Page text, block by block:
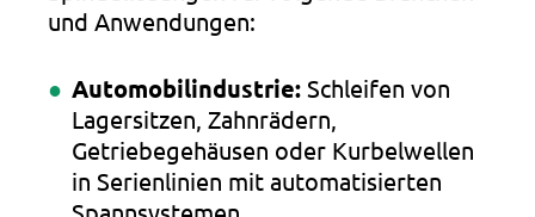
und Anwendungen:
Automobilindustrie: Schleifen von
Lagersitzen, Zahnrädern,
Getriebegehäusen oder Kurbelwellen
in Serienlinien mit automatisierten